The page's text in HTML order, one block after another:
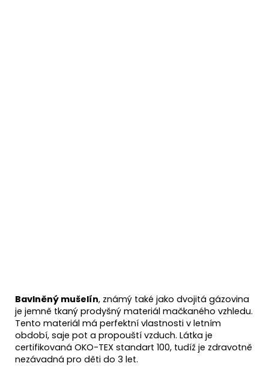
Bavlněný mušelín, známý také jako dvojitá gázovina
je jemně tkaný prodyšný materiál mačkaného vzhledu.
Tento materiál má perfektní vlastnosti v letním
období, saje pot a propouští vzduch. Látka je
certifikovaná OKO-TEX standart 100, tudíž je zdravotně
nezávadná pro děti do 3 let.